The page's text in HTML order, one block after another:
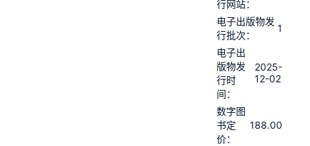
行网站：
电子出版物发
行批次：
1
电子出
版物发
行时
间：
2025-
12-02
数字图
书定
价：
188.00